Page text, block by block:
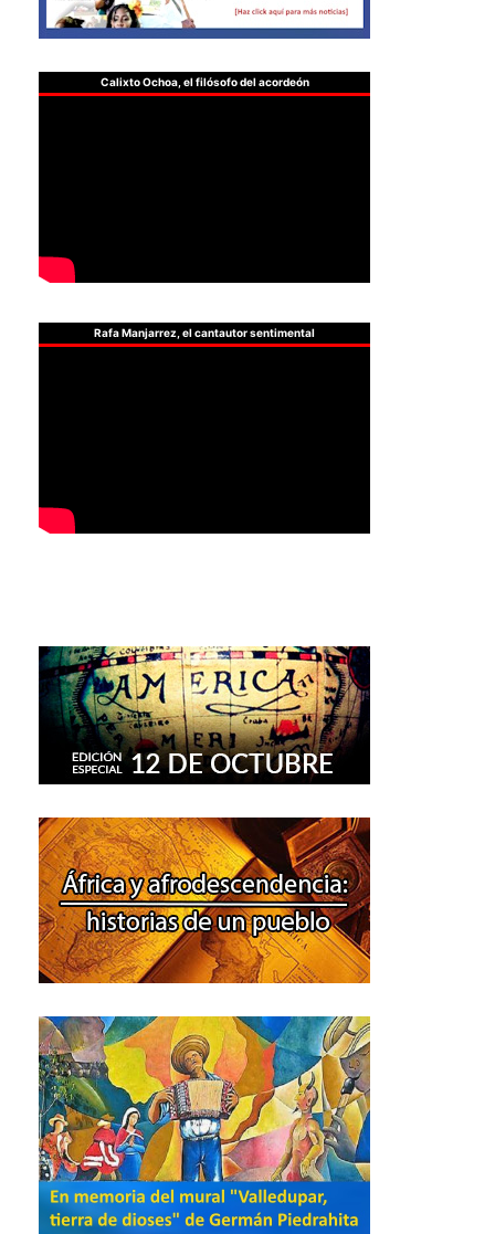
Calixto Ochoa, el filósofo del acordeón
Rafa Manjarrez, el cantautor sentimental